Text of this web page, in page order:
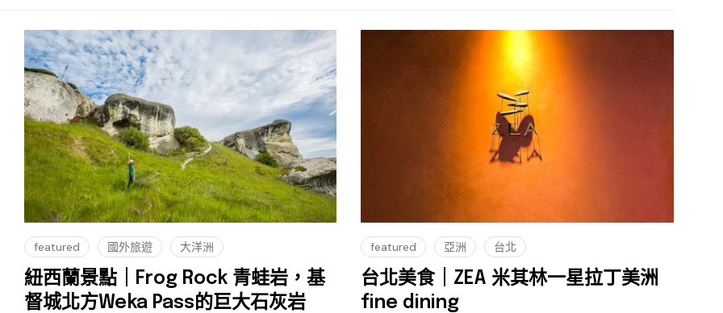
featured 國外旅遊 大洋洲
紐西蘭景點｜Frog Rock 青蛙岩，基
督城北方Weka Pass的巨大石灰岩
featured 亞洲 台北
台北美食｜ZEA 米其林一星拉丁美洲
fine dining